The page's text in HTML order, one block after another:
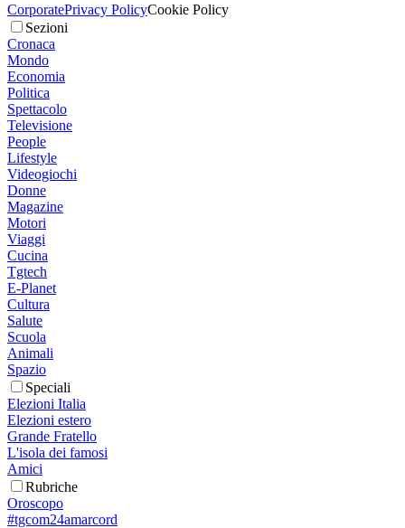
CorporatePrivacy PolicyCookie Policy
Sezioni
Cronaca
Mondo
Economia
Politica
Spettacolo
Televisione
People
Lifestyle
Videogiochi
Donne
Magazine
Motori
Viaggi
Cucina
Tgtech
E-Planet
Cultura
Salute
Scuola
Animali
Spazio
Speciali
Elezioni Italia
Elezioni estero
Grande Fratello
L'isola dei famosi
Amici
Rubriche
Oroscopo
#tgcom24amarcord